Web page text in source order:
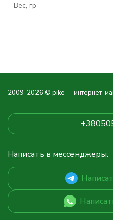
Вес, гр
2009-2026 © pike — интернет-
Написать в мессенджеры: